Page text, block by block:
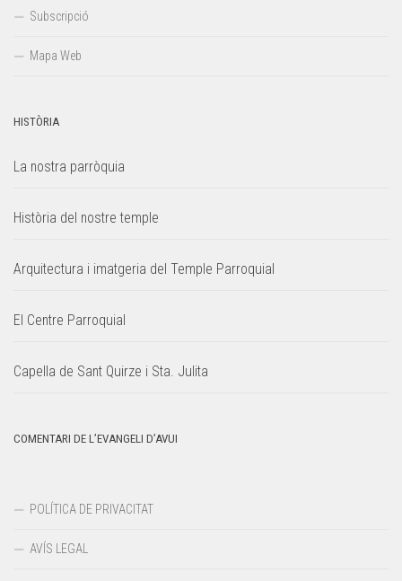
Subscripció
Mapa Web
HISTÒRIA
La nostra parròquia
Història del nostre temple
Arquitectura i imatgeria del Temple Parroquial
El Centre Parroquial
Capella de Sant Quirze i Sta. Julita
COMENTARI DE L’EVANGELI D’AVUI
POLÍTICA DE PRIVACITAT
AVÍS LEGAL